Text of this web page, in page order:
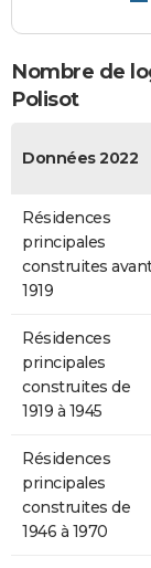
Nombre de
Polisot
Données 2022
Résidences
principales
construites
1919
Résidences
principales
construites de
1919 à 1945
Résidences
principales
construites de
1946 à 1970